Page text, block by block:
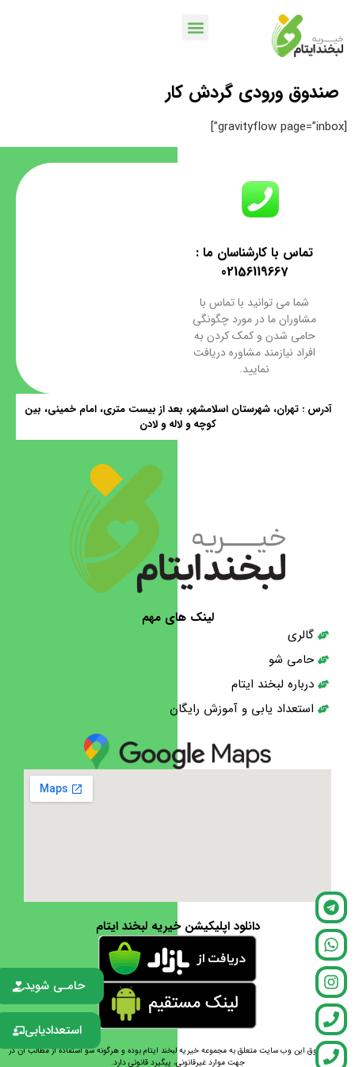
صندوق ورودی گردش کار
[gravityflow page=”inbox”]
تماس با کارشناسان ما :
02156119667
شما می توانید با تماس با
مشاوران ما در مورد چگونگی
حامی شدن و کمک کردن به
افراد نیازمند مشاوره دریافت
نمایید.
آدرس : تهران، شهرستان اسلامشهر، بعد از بیست متری، امام خمینی، بین
کوچه و لاله و لادن
لینک های مهم
گالری
حامی شو
درباره لبخند ایتام
استعداد یابی و آموزش رایگان
دانلود اپلیکیشن خیریه لبخند ایتام
تمامی حقوق این وب سایت متعلق به مجموعه خیریه لبخند ایتام بوده و هرگونه سو استفاده از مطالب آن در
جهت موارد غیرقانونی، پیگیرد قانونی دارد.
استعدادیابی
حامـی شوید